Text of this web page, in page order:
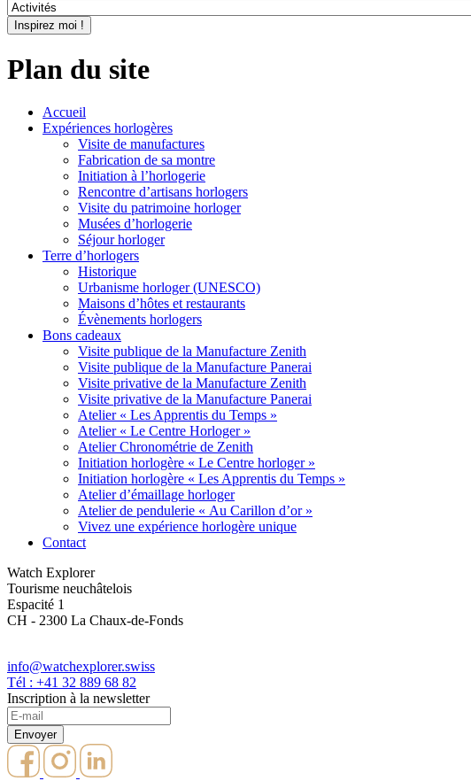
Plan du site
Accueil
Expériences horlogères
Visite de manufactures
Fabrication de sa montre
Initiation à l’horlogerie
Rencontre d’artisans horlogers
Visite du patrimoine horloger
Musées d’horlogerie
Séjour horloger
Terre d’horlogers
Historique
Urbanisme horloger (UNESCO)
Maisons d’hôtes et restaurants
Évènements horlogers
Bons cadeaux
Visite publique de la Manufacture Zenith
Visite publique de la Manufacture Panerai
Visite privative de la Manufacture Zenith
Visite privative de la Manufacture Panerai
Atelier « Les Apprentis du Temps »
Atelier « Le Centre Horloger »
Atelier Chronométrie de Zenith
Initiation horlogère « Le Centre horloger »
Initiation horlogère « Les Apprentis du Temps »
Atelier d’émaillage horloger
Atelier de pendulerie « Au Carillon d’or »
Vivez une expérience horlogère unique
Contact
Watch Explorer
Tourisme neuchâtelois
Espacité 1
CH - 2300 La Chaux-de-Fonds
info@watchexplorer.swiss
Tél : +41 32 889 68 82
Inscription à la newsletter